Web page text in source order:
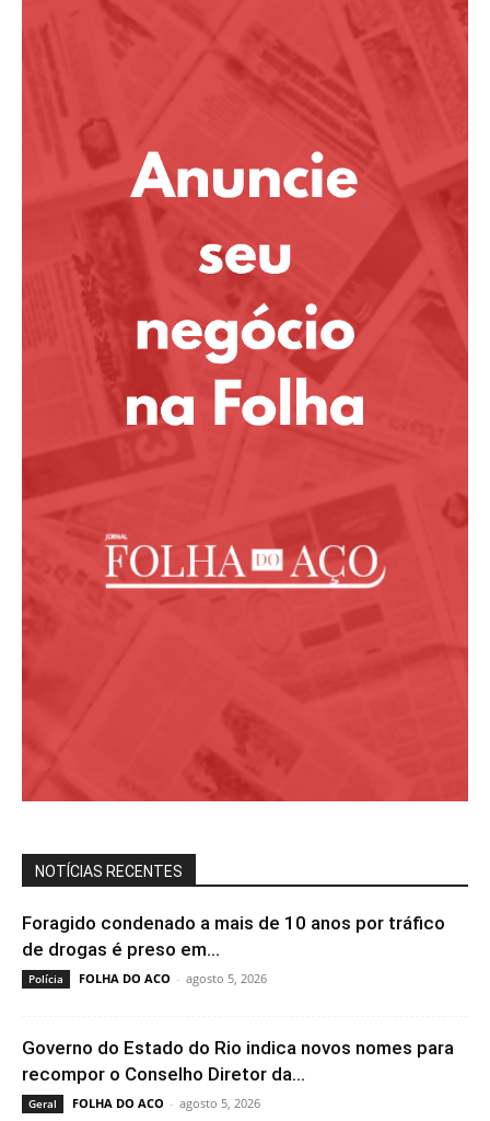
NOTÍCIAS RECENTES
Foragido condenado a mais de 10 anos por tráfico
de drogas é preso em...
Polícia FOLHA DO ACO - agosto 5, 2026
Governo do Estado do Rio indica novos nomes para
recompor o Conselho Diretor da...
Geral FOLHA DO ACO - agosto 5, 2026